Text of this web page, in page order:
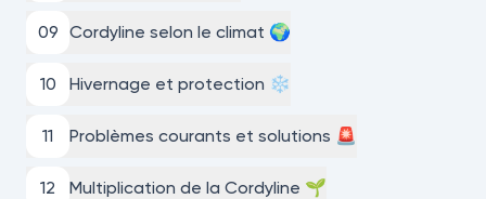
09 Cordyline selon le climat 🌍
10 Hivernage et protection ❄️
11 Problèmes courants et solutions 🚨
12 Multiplication de la Cordyline 🌱